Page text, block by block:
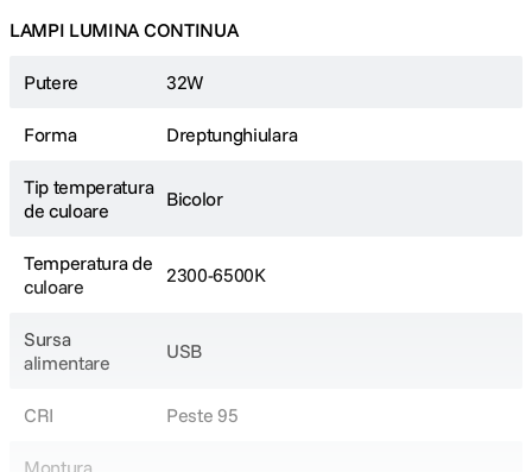
LAMPI LUMINA CONTINUA
Putere 32W
Forma Dreptunghiulara
Tip temperatura
de culoare
Bicolor
Temperatura de
culoare
2300-6500K
Sursa
alimentare
USB
CRI Peste 95
Montura